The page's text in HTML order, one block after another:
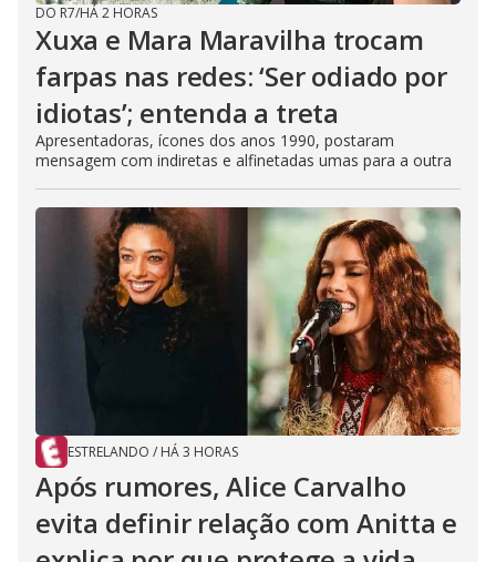
DO R7/HÁ 2 HORAS
Xuxa e Mara Maravilha trocam
farpas nas redes: ‘Ser odiado por
idiotas’; entenda a treta
Apresentadoras, ícones dos anos 1990, postaram
mensagem com indiretas e alfinetadas umas para a outra
ESTRELANDO / HÁ 3 HORAS
Após rumores, Alice Carvalho
evita definir relação com Anitta e